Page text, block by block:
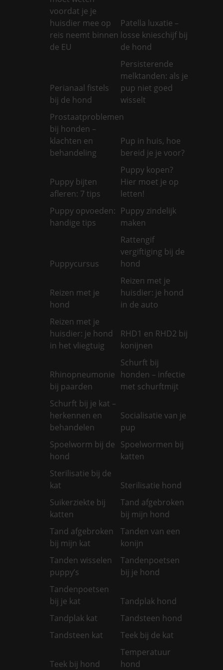
voordat je je
huisdier mee op
reis neemt binnen
de EU
Patella luxatie –
losse knieschijf bij
de hond
Perianaal fistels
bij de hond
Persisterende
melktanden: als je
pup niet goed
wisselt
Prostaatproblemen
bij honden –
klachten en
behandeling
Pup in huis, hoe
bereid je je voor?
Puppy bijten
afleren: 7 tips
Puppy kopen?
Hier moet je op
letten!
Puppy opvoeden:
handige tips
Puppy zindelijk
maken
Puppycursus
Rattengif
vergiftiging bij de
hond
Reizen met je
hond
Reizen met je
huisdier: je hond
in de auto
Reizen met je
huisdier: je hond
in het vliegtuig
RHD1 en RHD2 bij
konijnen
Rhinopneumonie
bij paarden
Schurft bij
honden – infectie
met schurftmijt
Schurft bij je kat –
herkennen en
behandelen
Socialisatie van je
pup
Spoelworm bij de
hond
Spoelwormen bij
katten
Sterilisatie bij de
kat
Sterilisatie hond
Suikerziekte bij
katten
Tand afgebroken
bij mijn hond
Tand afgebroken
bij mijn kat
Tanden van een
konijn
Tanden wisselen
puppy’s
Tandenpoetsen
bij je hond
Tandenpoetsen
bij je kat
Tandplak hond
Tandplak kat
Tandsteen hond
Tandsteen kat
Teek bij de kat
Teek bij hond
Temperatuur
hond